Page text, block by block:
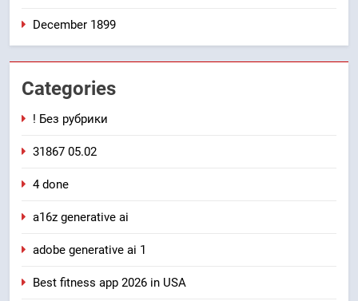
December 1899
Categories
! Без рубрики
31867 05.02
4 done
a16z generative ai
adobe generative ai 1
Best fitness app 2026 in USA